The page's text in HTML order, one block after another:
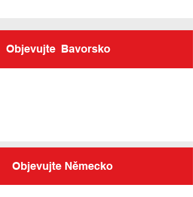
Objevujte Bavorsko
Objevujte Německo